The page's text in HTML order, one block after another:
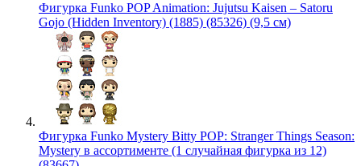
Фигурка Funko POP Animation: Jujutsu Kaisen – Satoru
Gojo (Hidden Inventory) (1885) (85326) (9,5 см)
Фигурка Funko Mystery Bitty POP: Stranger Things Season:
Mystery в ассортименте (1 случайная фигурка из 12)